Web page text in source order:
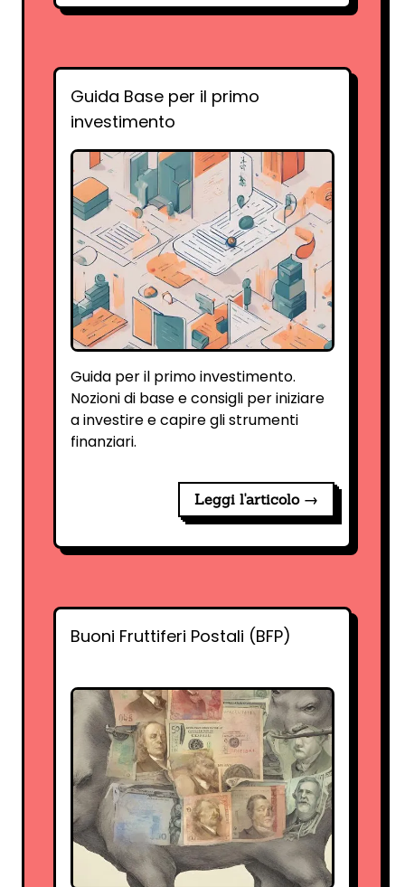
Guida Base per il primo
investimento
Guida per il primo investimento.
Nozioni di base e consigli per iniziare
a investire e capire gli strumenti
finanziari.
Leggi l'articolo →
Buoni Fruttiferi Postali (BFP)